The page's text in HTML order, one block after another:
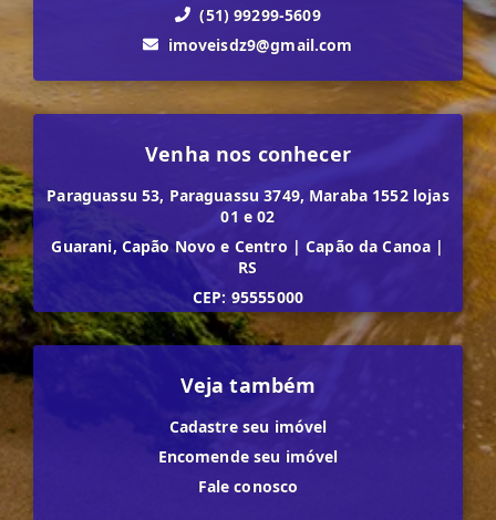
(51) 99299-5609
imoveisdz9@gmail.com
Venha nos conhecer
Paraguassu 53, Paraguassu 3749, Maraba 1552 lojas
01 e 02
Guarani, Capão Novo e Centro | Capão da Canoa |
RS
CEP: 95555000
Veja também
Cadastre seu imóvel
Encomende seu imóvel
Fale conosco